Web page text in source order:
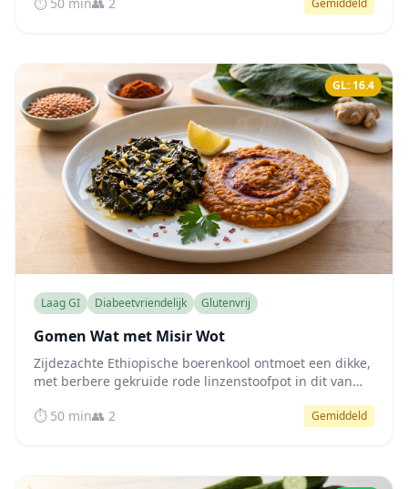
voor de bloedsuikerspiegel.
Gemiddeld
GL: 16.4
Laag GI Diabeetvriendelijk Glutenvrij
Gomen Wat met Misir Wot
Zijdezachte Ethiopische boerenkool ontmoet een dikke,
met berbere gekruide rode linzenstoofpot in dit van
bloedsuikerspiegel zachtjes stabiliseert.
⏱️ 50 min👥 2 Gemiddeld